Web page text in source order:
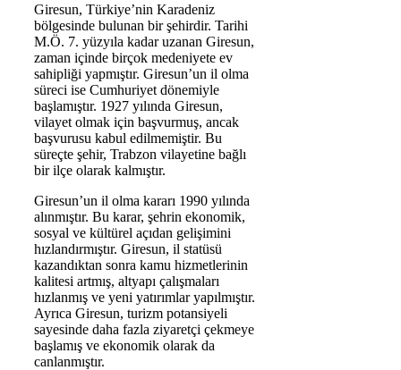
Giresun, Türkiye’nin Karadeniz
bölgesinde bulunan bir şehirdir. Tarihi
M.Ö. 7. yüzyıla kadar uzanan Giresun,
zaman içinde birçok medeniyete ev
sahipliği yapmıştır. Giresun’un il olma
süreci ise Cumhuriyet dönemiyle
başlamıştır. 1927 yılında Giresun,
vilayet olmak için başvurmuş, ancak
başvurusu kabul edilmemiştir. Bu
süreçte şehir, Trabzon vilayetine bağlı
bir ilçe olarak kalmıştır.
Giresun’un il olma kararı 1990 yılında
alınmıştır. Bu karar, şehrin ekonomik,
sosyal ve kültürel açıdan gelişimini
hızlandırmıştır. Giresun, il statüsü
kazandıktan sonra kamu hizmetlerinin
kalitesi artmış, altyapı çalışmaları
hızlanmış ve yeni yatırımlar yapılmıştır.
Ayrıca Giresun, turizm potansiyeli
sayesinde daha fazla ziyaretçi çekmeye
başlamış ve ekonomik olarak da
canlanmıştır.